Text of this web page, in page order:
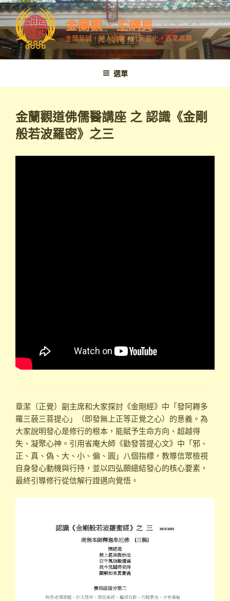
跳
至
內
容
金蘭觀 – 主網頁
金蘭至誠，神人溫馨，代天宣化，百業昌興
選單
金蘭觀道佛儒醫講座 之 認識《金剛
般若波羅密》之三
章潔（正覺）副主席和大家探討《金剛經》中「發阿耨多
羅三藐三菩提心」（即發無上正等正覺之心）的意義。為
大家說明發心是修行的根本，能賦予生命方向、超越得
失、凝聚心神。引用省庵大師《勸發菩提心文》中「邪、
正、真、偽、大、小、偏、圓」八個指標，教導信眾檢視
自身發心動機與行持，並以四弘願總結發心的核心要素，
最終引導修行從信解行證邁向覺悟。